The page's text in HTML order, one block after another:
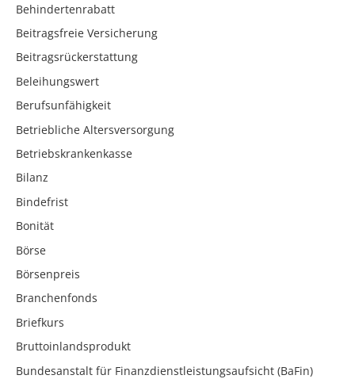
Behindertenrabatt
Beitragsfreie Versicherung
Beitragsrückerstattung
Beleihungswert
Berufsunfähigkeit
Betriebliche Altersversorgung
Betriebskrankenkasse
Bilanz
Bindefrist
Bonität
Börse
Börsenpreis
Branchenfonds
Briefkurs
Bruttoinlandsprodukt
Bundesanstalt für Finanzdienstleistungsaufsicht (BaFin)